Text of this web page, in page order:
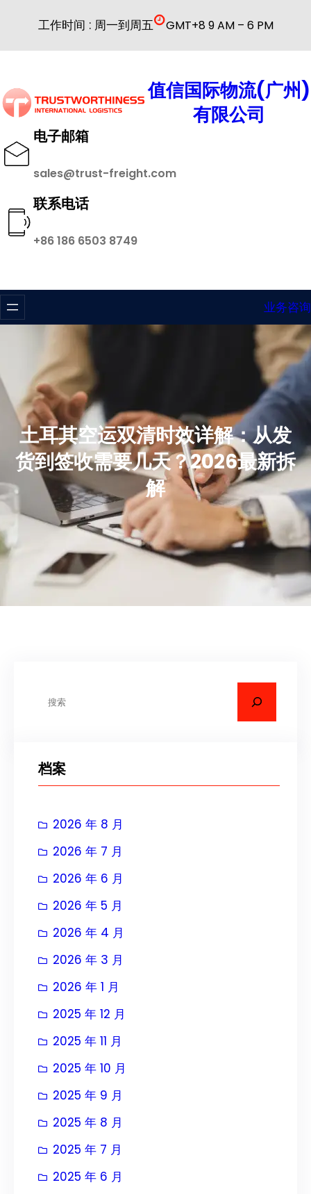
内
工作时间 : 周一到周五 GMT+8 9 AM – 6 PM
值信国际物流(广州)
有限公司
电子邮箱
sales@trust-freight.com
联系电话
+86 186 6503 8749
业务咨询
土耳其空运双清时效详解：从发
货到签收需要几天？2026最新拆
解
档案
2026 年 8 月
2026 年 7 月
2026 年 6 月
2026 年 5 月
2026 年 4 月
2026 年 3 月
2026 年 1 月
2025 年 12 月
2025 年 11 月
2025 年 10 月
2025 年 9 月
2025 年 8 月
2025 年 7 月
2025 年 6 月